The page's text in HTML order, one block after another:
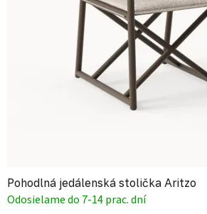
Pohodlná jedálenská stolička Aritzo
Odosielame do 7-14 prac. dní